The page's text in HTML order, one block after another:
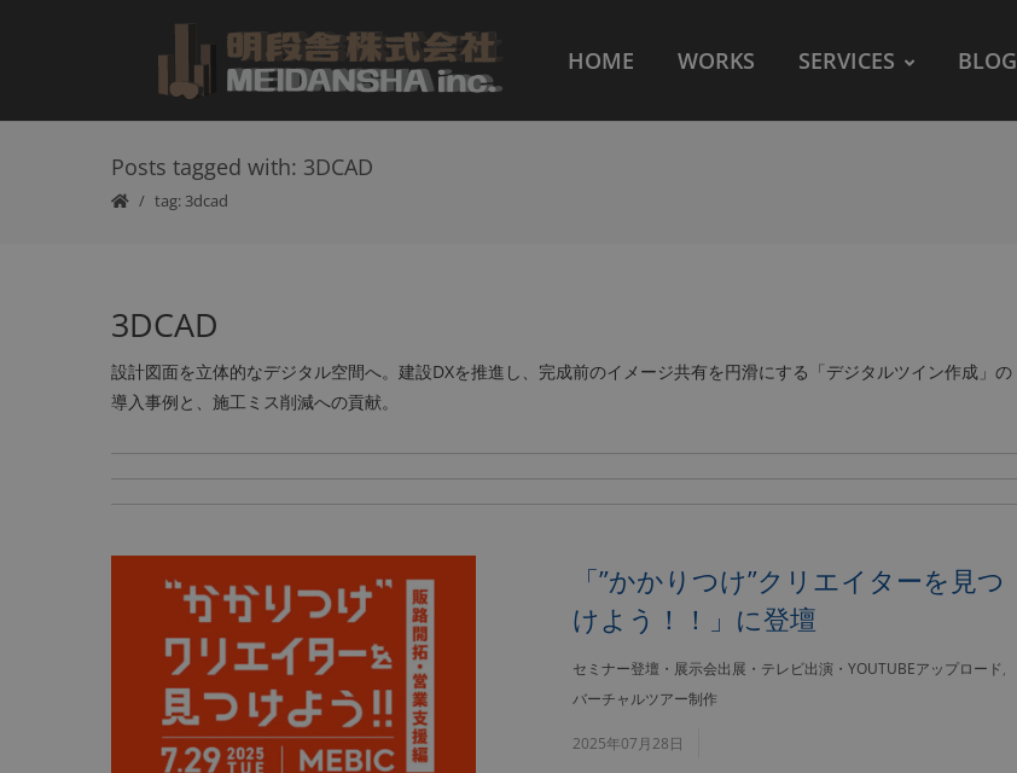
HOME WORKS SERVICES BLOG
Posts tagged with: 3DCAD
tag: 3dcad
3DCAD
設計図面を立体的なデジタル空間へ。建設DXを推進し、完成前のイメージ共有を円滑にする「デジタルツイン作成」の
導入事例と、施工ミス削減への貢献。
「”かかりつけ”クリエイターを見つ
けよう！！」に登壇
セミナー登壇・展示会出展・テレビ出演・YOUTUBEアップロード,
バーチャルツアー制作
2025年07月28日